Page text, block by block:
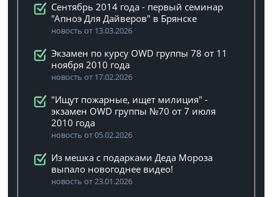
Сентябрь 2014 года - первый семинар
"Апноэ Для Дайверов" в Брянске
новость от 13.03.2026
Экзамен по курсу OWD группы 78 от 11
ноября 2010 года
новость от 17.02.2026
"Ищут пожарные, ищет милиция" -
экзамен OWD группы №70 от 7 июля
2010 года
новость от 05.02.2026
Из мешка с подарками Деда Мороза
выпало новогоднее видео!
новость от 23.01.2026